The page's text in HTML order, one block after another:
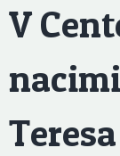
V
Teresa